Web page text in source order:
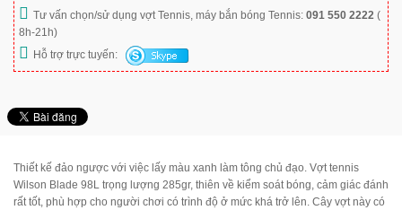
Tư vấn chọn/sử dụng vợt Tennis, máy bắn bóng Tennis: 091 550 2222 (
8h-21h)
Hỗ trợ trực tuyến:
Thiết kế đảo ngược với việc lấy màu xanh làm tông chủ đạo. Vợt tennis
Wilson Blade 98L trọng lượng 285gr, thiên về kiểm soát bóng, cảm giác đánh
rất tốt, phù hợp cho người chơi có trình độ ở mức khá trở lên. Cây vợt này có